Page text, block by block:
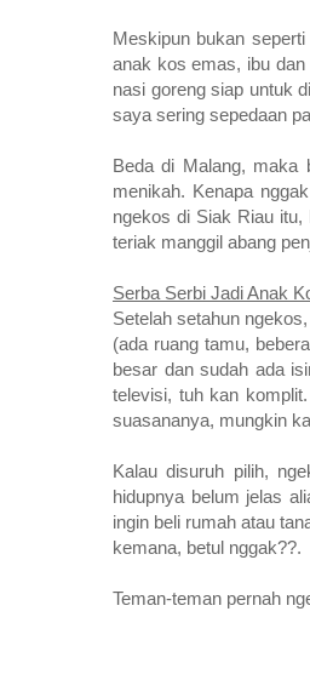
Meskipun bukan
anak kos emas, ibu
nasi goreng siap untuk
saya sering sepedaan
Beda di Malang, maka
menikah. Kenapa
ngekos di Siak Riau
teriak manggil abang
Serba Serbi Jadi Anak
Setelah setahun
(ada ruang tamu,
besar dan sudah ada
televisi, tuh kan
suasananya, mungkin
Kalau disuruh pilih,
hidupnya belum jelas
ingin beli rumah atau
kemana, betul nggak??.
Teman-teman pernah